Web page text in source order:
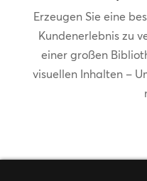
Erzeugen Sie eine
Kundenerlebnis zu
einer großen
visuellen Inhalten –